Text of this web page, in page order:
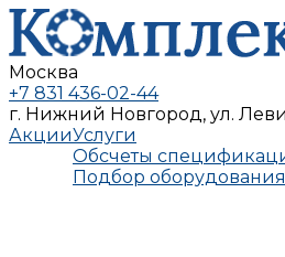
Москва
+7 831 436-02-44
г. Нижний Новгород, ул.
АкцииУслуги
Обсчеты
Подбор оборудования